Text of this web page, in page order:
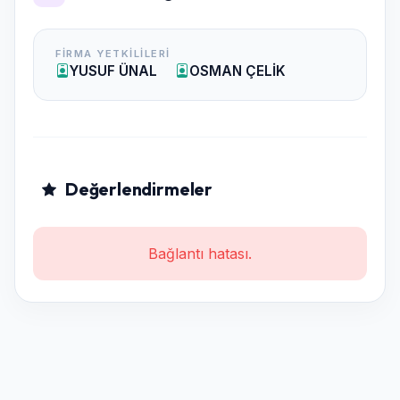
💼
Yaşam Konteynerleri
Modüler Prefabrik Yapılar
Güneş Enerji Sistemleri Kurulumu
FIRMA YETKILILERI
YUSUF ÜNAL OSMAN ÇELİK
Değerlendirmeler
Bağlantı hatası.